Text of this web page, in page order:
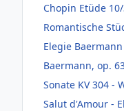
Chopin Etüde
Romantische
Elegie
Baermann, op.
Sonate KV 304 -
Salut d'Amour -